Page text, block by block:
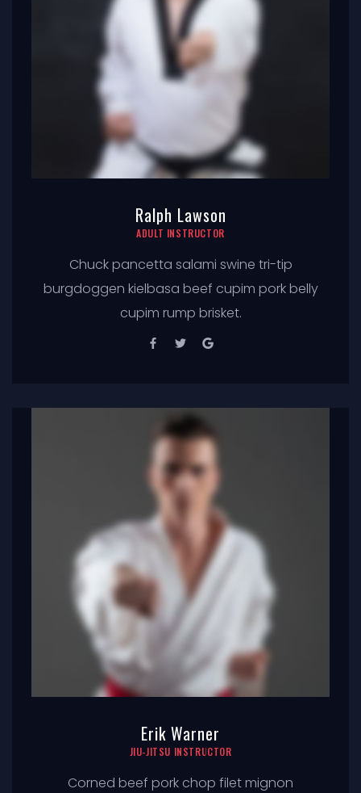
Ralph Lawson
ADULT INSTRUCTOR
Chuck pancetta salami swine tri-tip
burgdoggen kielbasa beef cupim pork belly
cupim rump brisket.
Erik Warner
JIU-JITSU INSTRUCTOR
Corned beef pork chop filet mignon